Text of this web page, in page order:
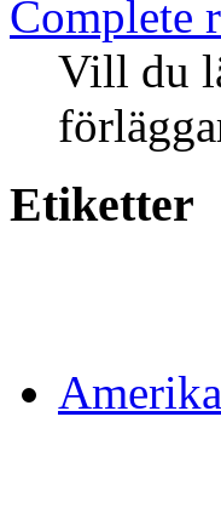
Complete
Vill du
Etiketter